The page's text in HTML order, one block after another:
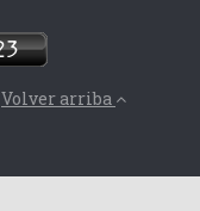
Volver arriba